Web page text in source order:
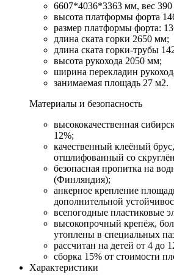
6607*4036*3363 мм, вес 390
высота платформы форта
размер платформы форта:
длина ската горки 2650 мм;
длина ската горки-трубы
высота рукохода 2050 мм;
ширина перекладин
занимаемая площадь 27 м2.
Материалы и безопасность
высококачественная
12%;
качественный клеёный
отшлифованный со
безопасная пропитка на
(Финляндия);
анкерное крепление
дополнительной
всепогодные пластиковые
высокопрочный крепёж,
утоплены в специальных
рассчитан на детей от 4 до
сборка 15% от стоимости
Характеристики